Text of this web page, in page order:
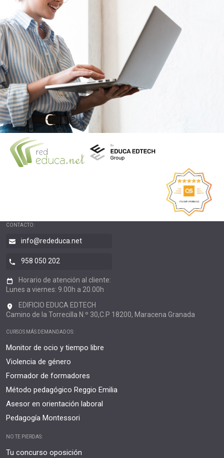
CONTACTO:
info@rededuca.net
958 050 202
Horario de atención al cliente:
Lunes a viernes: 9.00h a 20.00h
EDIFICIO EDUCA EDTECH
Camino de la Torrecilla N.º 30,C.P 18200, Maracena Granada
CURSOS MÁS DEMANDADOS:
Monitor de ocio y tiempo libre
Violencia de género
Formador de formadores
Método pedagógico Reggio Emilia
Asesor en orientación laboral
Pedagogía Montessori
NO TE PIERDAS:
Tu concurso oposición